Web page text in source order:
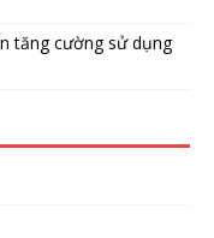
tăng cường sử dụng